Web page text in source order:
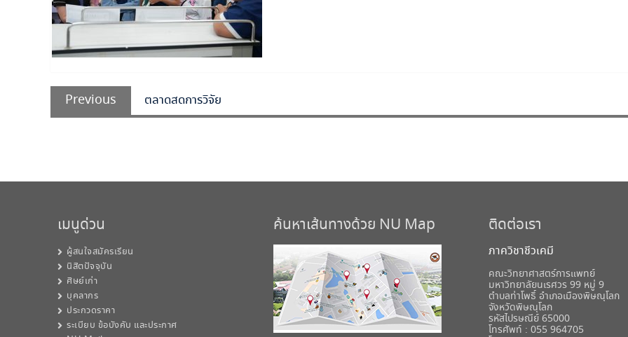
แนะแนว
เรื่อง
Previous
Previous
post:
ตลาดสดการวิจัย
เมนูด่วน
ผู้สนใจสมัครเรียน
นิสิตปัจจุบัน
ศิษย์เก่า
บุคลากร
ประกวดราคา
ระเบียบ ข้อบังคับ และประกาศ
ค้นหาเส้นทางด้วย NU Map ติดต่อเรา
ภาควิชาชีวเคมี
คณะวิทยาศาสตร์การแพทย์
มหาวิทยาลัยนเรศวร 99 หมู่ 9
ตำบลท่าโพธิ์ อำเภอเมืองพิษณุโลก
จังหวัดพิษณุโลก
รหัสไปรษณีย์ 65000
โทรศัพท์ : 055 964705